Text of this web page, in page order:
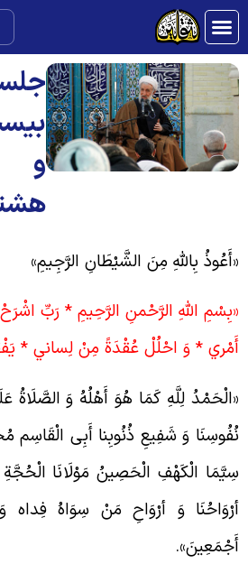
و
بِاللَّهِ مِنَ الشَّيْطَانِ الرَّجِيمِ»
اللَّهِ الرَّحْمنِ الرَّحِيمِ * رَبِّ
* وَ احْلُلْ عُقْدَةً مِنْ لِساني‏ *
لِلَّهِ كَمَا هُوَ أَهْلُهُ وَ الصَّلَاةُ
وَ شَفِيعِ ذُنُوبِنا أَبِی الْقَاسِم
الْکَهْفِ الْحَصِینُ مَوْلَانَا الْحُجَّةِ
وَ أرْوَاحِ مَنْ سِوَاهُ فِداه وَ